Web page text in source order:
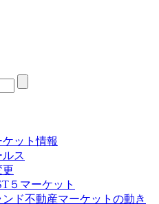
ット情報
ス
更
５マーケット
ド不動産マーケットの動き